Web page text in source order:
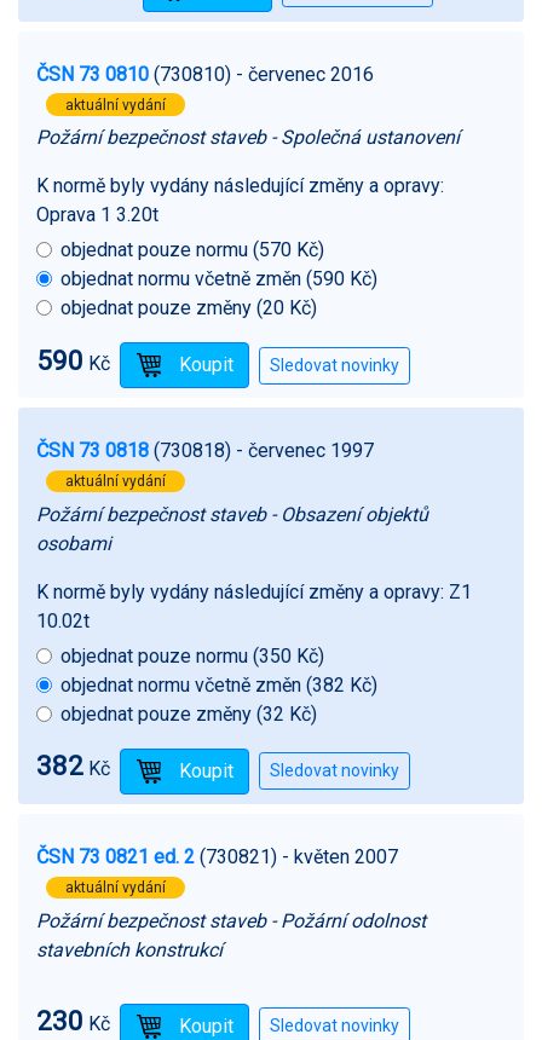
ČSN 73 0810 (730810) - červenec 2016
aktuální vydání
Požární bezpečnost staveb - Společná ustanovení
K normě byly vydány následující změny a opravy:
Oprava 1 3.20t
objednat pouze normu (570 Kč)
objednat normu včetně změn (590 Kč)
objednat pouze změny (20 Kč)
590 Kč
ČSN 73 0818 (730818) - červenec 1997
aktuální vydání
Požární bezpečnost staveb - Obsazení objektů
osobami
K normě byly vydány následující změny a opravy: Z1
10.02t
objednat pouze normu (350 Kč)
objednat normu včetně změn (382 Kč)
objednat pouze změny (32 Kč)
382 Kč
ČSN 73 0821 ed. 2 (730821) - květen 2007
aktuální vydání
Požární bezpečnost staveb - Požární odolnost
stavebních konstrukcí
230 Kč